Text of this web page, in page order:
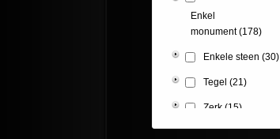
Enkel
monument (178)
Enkele steen (30)
Tegel (21)
Zerk (15)